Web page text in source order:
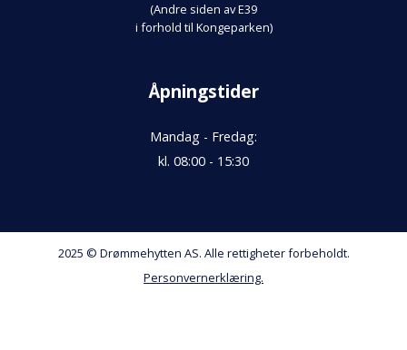
(Andre siden av E39
i forhold til Kongeparken)
Åpningstider
Mandag - Fredag:
kl. 08:00 - 15:30
2025 © Drømmehytten AS. Alle rettigheter forbeholdt.
Personvernerklæring.